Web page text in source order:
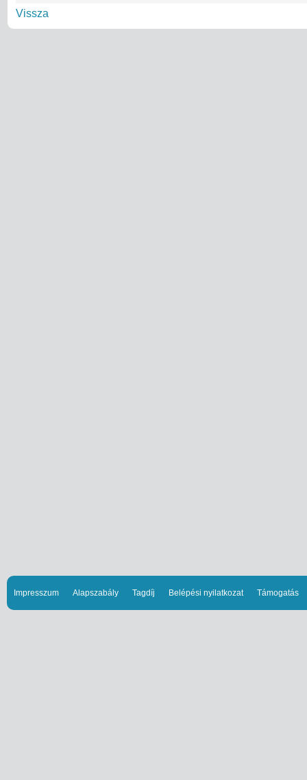
Vissza
Impresszum Alapszabály Tagdíj Belépési nyilatkozat Támogatás